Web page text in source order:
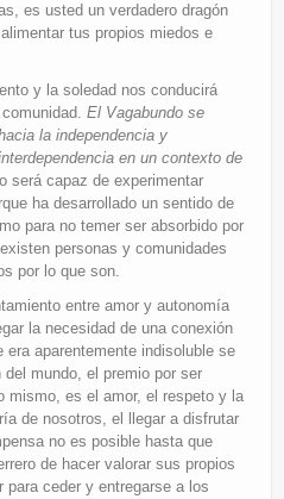
es usted un verdadero dragón
tus propios miedos e
y la soledad nos conducirá
El Vagabundo se
la independencia y
en un contexto de
será capaz de experimentar
ha desarrollado un sentido de
para no temer ser absorbido por
personas y comunidades
por lo que son.
entre amor y autonomía
la necesidad de una conexión
aparentemente indisoluble se
mundo, el premio por ser
mismo, es el amor, el respeto y la
de nosotros, el llegar a disfrutar
no es posible hasta que
de hacer valorar sus propios
ceder y entregarse a los